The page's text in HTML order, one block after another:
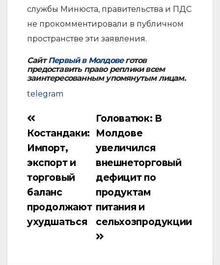
службы Минюста, правительства и ПДС
не прокомментировали в публичном
пространстве эти заявления.
СайтПервый в Молдовеготов
предоставить право реплики всем
заинтересованным упомянутым лицам.
telegram
Навигация
по
Головатюк: В
Молдове
увеличился
внешнеторговый
дефицит по
продуктам
питания и
сельхозпродукции
Костандаки:
Импорт,
экспорт и
торговый
баланс
продолжают
ухудшаться